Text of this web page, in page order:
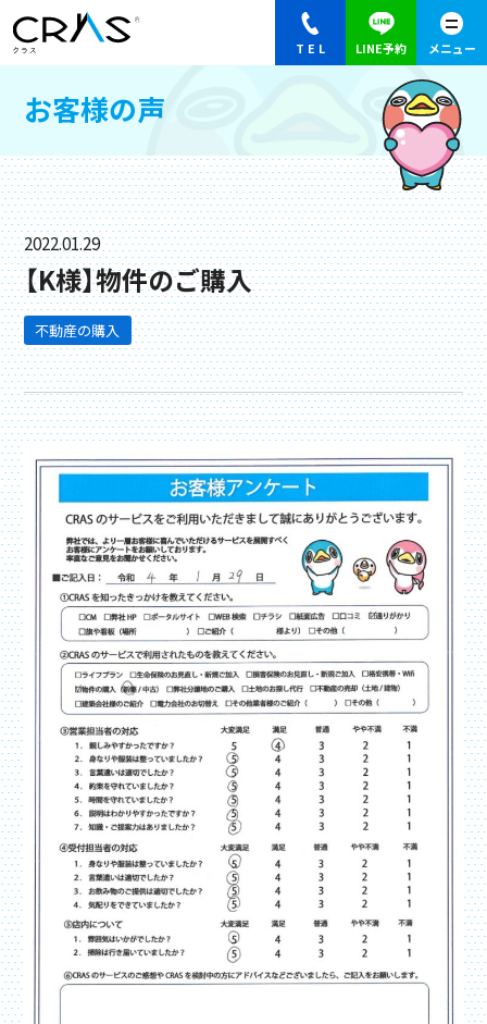
お客様の声
2022.01.29
【K様】物件のご購入
不動産の購入